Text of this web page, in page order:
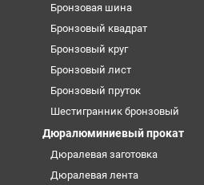
Бронзовая шина
Бронзовый квадрат
Бронзовый круг
Бронзовый лист
Бронзовый пруток
Шестигранник бронзовый
Дюралюминиевый прокат
Дюралевая заготовка
Дюралевая лента